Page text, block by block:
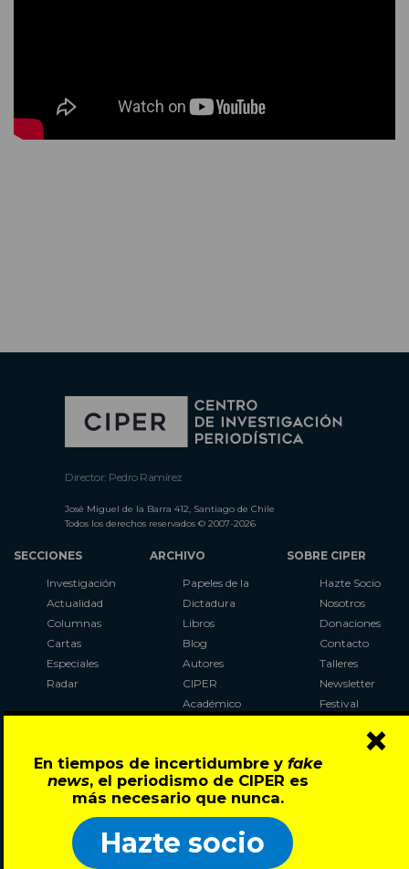
En tiempos de incertidumbre y fake
news, el periodismo de CIPER es
más necesario que nunca.
Hazte socio
×
Director: Pedro Ramírez
José Miguel de la Barra 412, Santiago de Chile
Todos los derechos reservados © 2007-2026
SECCIONES
Investigación
Actualidad
Columnas
Cartas
Especiales
Radar
ARCHIVO
Papeles de la
Dictadura
Libros
Blog
Autores
CIPER
Académico
Al Plebiscito
con CIPER
SOBRE CIPER
Hazte Socio
Nosotros
Donaciones
Contacto
Talleres
Newsletter
Festival